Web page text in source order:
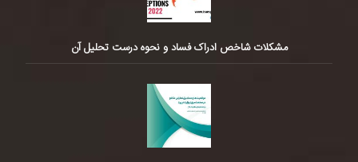
مشکلات شاخص ادراک فساد و نحوه درست تحلیل آن